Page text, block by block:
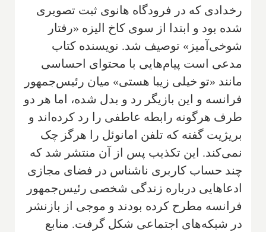
رخدادی که در فرودگاه هانوی ثبت تصویری
شده بود و ابتدا از سوی کاخ الیزه «رفتار
شوخی‌آمیز» توصیف شد. نویسنده کتاب
مدعی است پیام‌هایی با محتوای احساسی
مانند «تو خیلی زیبا هستی» میان رئیس‌جمهور
فرانسه و این بازیگر رد و بدل شده، اما هر دو
طرف هرگونه رابطه عاطفی را رد کرده‌اند و
بریژیت گفته که تلفن امانوئل را هرگز چک
نمی‌کند. این تکذیب پس از آن منتشر شد که
چند حساب کاربری ناشناس در فضای مجازی
ادعاهایی درباره زندگی شخصی رئیس‌جمهور
فرانسه مطرح کرده بودند و موجی از بازنشر
در شبکه‌های اجتماعی شکل گرفت. منابع